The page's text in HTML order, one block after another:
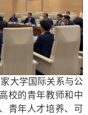
大学国际关系与公
校的青年教师和中
青年人才培养、可